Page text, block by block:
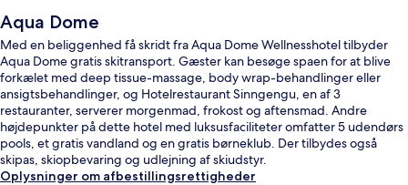
Aqua Dome
Med en beliggenhed få skridt fra Aqua Dome Wellnesshotel tilbyder
Aqua Dome gratis skitransport. Gæster kan besøge spaen for at blive
forkælet med deep tissue-massage, body wrap-behandlinger eller
ansigtsbehandlinger, og Hotelrestaurant Sinngengu, en af 3
restauranter, serverer morgenmad, frokost og aftensmad. Andre
højdepunkter på dette hotel med luksusfaciliteter omfatter 5 udendørs
pools, et gratis vandland og en gratis børneklub. Der tilbydes også
skipas, skiopbevaring og udlejning af skiudstyr.
Oplysninger om afbestillingsrettigheder